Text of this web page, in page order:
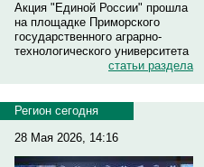
Акция "Единой России" прошла
на площадке Приморского
государственного аграрно-
технологического университета
статьи раздела
Регион сегодня
28 Мая 2026, 14:16